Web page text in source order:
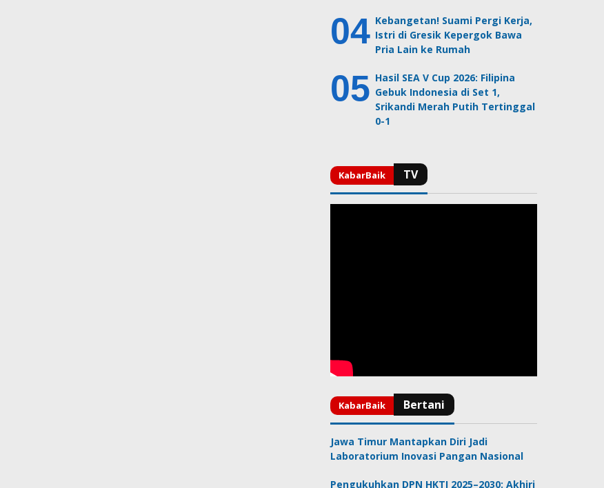
Kebangetan! Suami Pergi Kerja,
Istri di Gresik Kepergok Bawa
Pria Lain ke Rumah
Hasil SEA V Cup 2026: Filipina
Gebuk Indonesia di Set 1,
Srikandi Merah Putih Tertinggal
0-1
Jawa Timur Mantapkan Diri Jadi
Laboratorium Inovasi Pangan Nasional
Pengukuhkan DPN HKTI 2025–2030: Akhiri